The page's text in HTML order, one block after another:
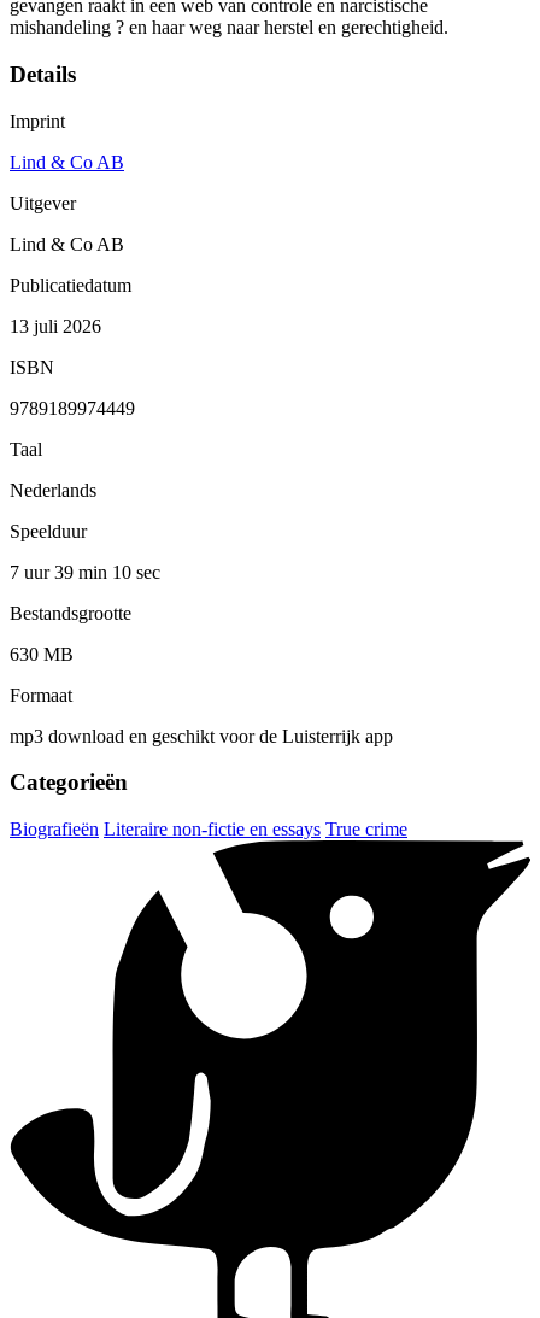
gevangen raakt in een web van controle en narcistische
mishandeling ? en haar weg naar herstel en gerechtigheid.
Details
Imprint
Lind & Co AB
Uitgever
Lind & Co AB
Publicatiedatum
13 juli 2026
ISBN
9789189974449
Taal
Nederlands
Speelduur
7 uur 39 min 10 sec
Bestandsgrootte
630 MB
Formaat
mp3 download en geschikt voor de Luisterrijk app
Categorieën
Biografieën Literaire non-fictie en essays True crime